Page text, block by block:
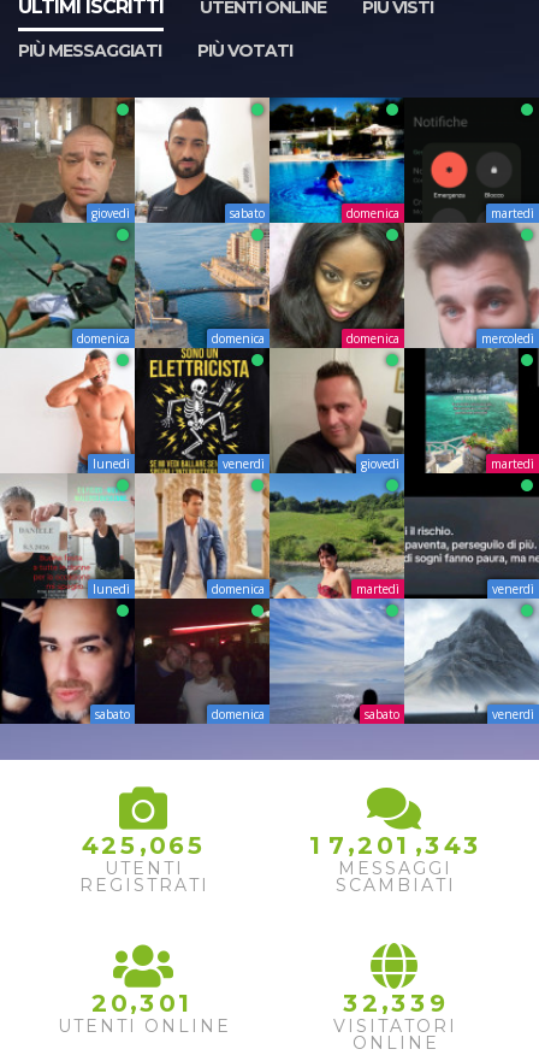
ULTIMI ISCRITTI UTENTI ONLINE
PIÙ VISTI
PIÙ MESSAGGIATI
PIÙ VOTATI
giovedì sabato domenica martedì
domenica domenica domenica mercoledì
lunedì venerdì giovedì martedì
lunedì domenica martedì venerdì
sabato domenica sabato venerdì
425 ,065
UTENTI
REGISTRATI
1 7 ,2 01 ,343
MESSAGGI
SCAMBIATI
2 0,3 01
UTENTI ONLINE
32 ,33 9
VISITATORI
ONLINE